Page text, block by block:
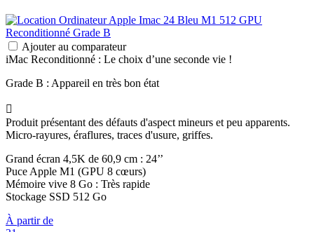
Ajouter au comparateur
iMac Reconditionné : Le choix d’une seconde vie !
Grade B : Appareil en très bon état

Produit présentant des défauts d'aspect mineurs et peu apparents.
Micro-rayures, éraflures, traces d'usure, griffes.
Grand écran 4,5K de 60,9 cm : 24’’
Puce Apple M1 (GPU 8 cœurs)
Mémoire vive 8 Go : Très rapide
Stockage SSD 512 Go
À partir de